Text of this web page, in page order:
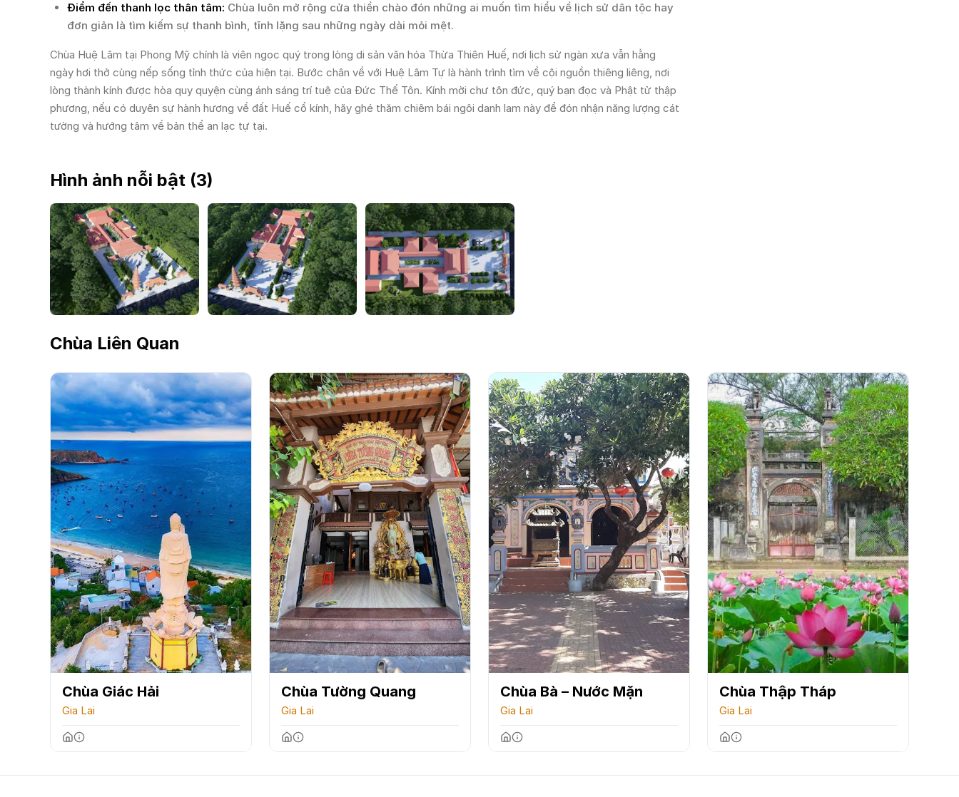
Điểm đến thanh lọc thân tâm: Chùa luôn mở rộng cửa thiền chào đón những ai muốn tìm hiểu về lịch sử dân tộc hay
đơn giản là tìm kiếm sự thanh bình, tĩnh lặng sau những ngày dài mỏi mệt.
Chùa Huệ Lâm tại Phong Mỹ chính là viên ngọc quý trong lòng di sản văn hóa Thừa Thiên Huế, nơi lịch sử ngàn xưa vẫn hằng
ngày hơi thở cùng nếp sống tỉnh thức của hiện tại. Bước chân về với Huệ Lâm Tự là hành trình tìm về cội nguồn thiêng liêng, nơi
lòng thành kính được hòa quy quyện cùng ánh sáng trí tuệ của Đức Thế Tôn. Kính mời chư tôn đức, quý bạn đọc và Phật tử thập
phương, nếu có duyên sự hành hương về đất Huế cổ kính, hãy ghé thăm chiêm bái ngôi danh lam này để đón nhận năng lượng cát
tường và hướng tâm về bản thể an lạc tự tại.
Hình ảnh nỗi bật (3)
Chùa Liên Quan
Chùa Giác Hải
Gia Lai
Chùa Tường Quang
Gia Lai
Chùa Bà – Nước Mặn
Gia Lai
Chùa Thập Tháp
Gia Lai